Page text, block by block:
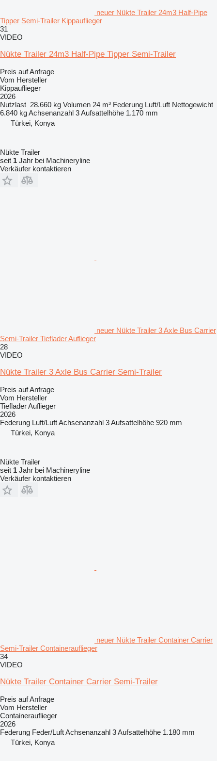
neuer Nükte Trailer 24m3 Half-Pipe
Tipper Semi-Trailer Kippauflieger
31
VIDEO
Nükte Trailer 24m3 Half-Pipe Tipper Semi-Trailer
Preis auf Anfrage
Vom Hersteller
Kippauflieger
2026
Nutzlast 28.660 kg Volumen 24 m³ Federung Luft/Luft Nettogewicht
6.840 kgAchsenanzahl 3Aufsattelhöhe 1.170 mm
Türkei, Konya
Nükte Trailer
seit 1 Jahr bei Machineryline
Verkäufer kontaktieren
neuer Nükte Trailer 3 Axle Bus Carrier
Semi-Trailer Tieflader Auflieger
28
VIDEO
Nükte Trailer 3 Axle Bus Carrier Semi-Trailer
Preis auf Anfrage
Vom Hersteller
Tieflader Auflieger
2026
Federung Luft/LuftAchsenanzahl 3Aufsattelhöhe 920 mm
Türkei, Konya
Nükte Trailer
seit 1 Jahr bei Machineryline
Verkäufer kontaktieren
neuer Nükte Trailer Container Carrier
Semi-Trailer Containerauflieger
34
VIDEO
Nükte Trailer Container Carrier Semi-Trailer
Preis auf Anfrage
Vom Hersteller
Containerauflieger
2026
Federung Feder/LuftAchsenanzahl 3Aufsattelhöhe 1.180 mm
Türkei, Konya